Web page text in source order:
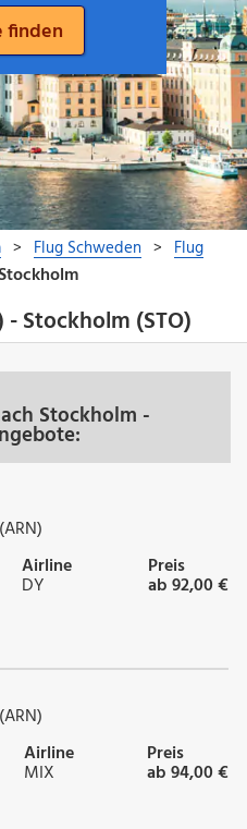
Stockholm (STO)
Stockholm -
Airline
DY
Preis
ab 92,00 €
Airline
MIX
Preis
ab 94,00 €